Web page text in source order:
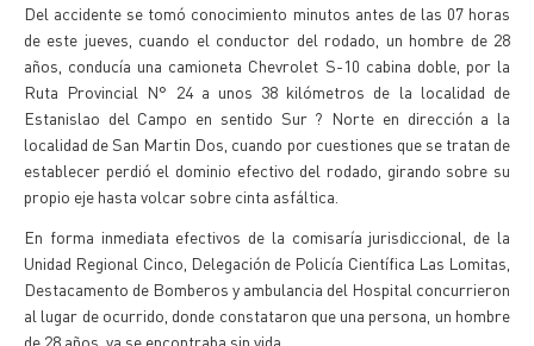
Del accidente se tomó conocimiento minutos antes de las 07 horas
de este jueves, cuando el conductor del rodado, un hombre de 28
años, conducía una camioneta Chevrolet S-10 cabina doble, por la
Ruta Provincial N° 24 a unos 38 kilómetros de la localidad de
Estanislao del Campo en sentido Sur ? Norte en dirección a la
localidad de San Martin Dos, cuando por cuestiones que se tratan de
establecer perdió el dominio efectivo del rodado, girando sobre su
propio eje hasta volcar sobre cinta asfáltica.
En forma inmediata efectivos de la comisaría jurisdiccional, de la
Unidad Regional Cinco, Delegación de Policía Científica Las Lomitas,
Destacamento de Bomberos y ambulancia del Hospital concurrieron
al lugar de ocurrido, donde constataron que una persona, un hombre
de 28 años, ya se encontraba sin vida.